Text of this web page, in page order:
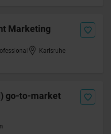
Marketing
Karlsruhe
go-to-market